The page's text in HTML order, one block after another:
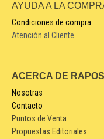
AYUDA A LA
Condiciones de compra
Atención al Cliente
ACERCA DE
Nosotras
Contacto
Puntos de Venta
Propuestas Editoriales